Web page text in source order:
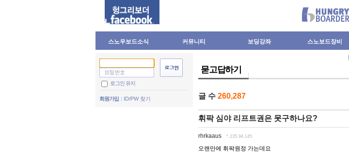
스노우보드소식 커뮤니티 보딩강좌 스노보드장비
로그인 유지
회원가입 ID/PW 찾기
묻고답하기
글 수 260,287
휘팍 심야 리프트권은 못구하나요?
rhrkaaus *.235.94.145
오랜만에 휘팍원정 가는데요